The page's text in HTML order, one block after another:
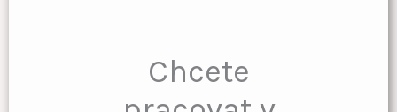
Chcete